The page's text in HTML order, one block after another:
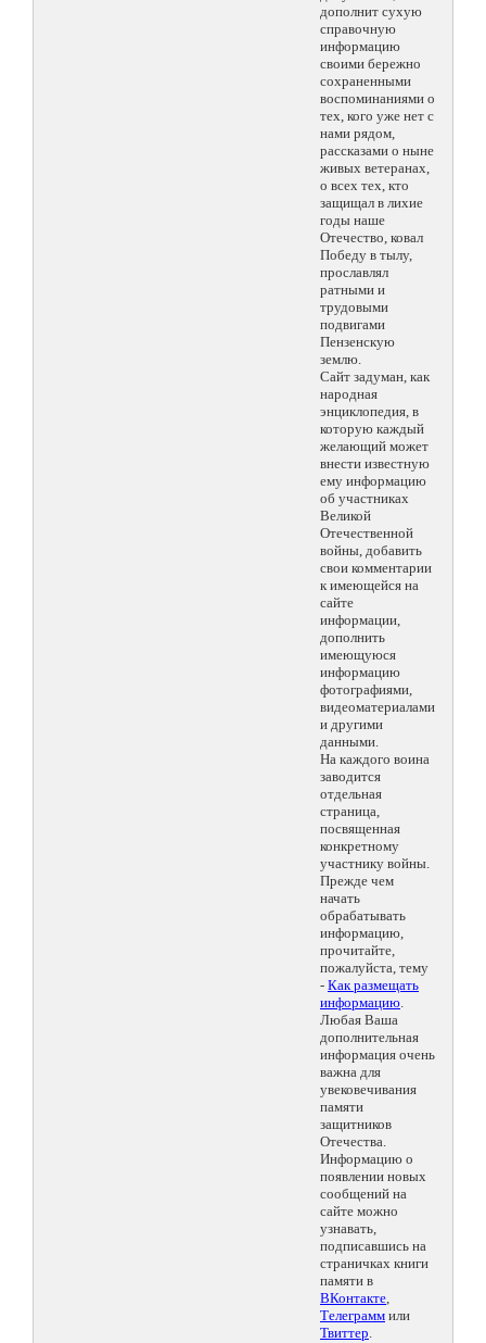
дополнит сухую
справочную
информацию
своими бережно
сохраненными
воспоминаниями о
тех, кого уже нет с
нами рядом,
рассказами о ныне
живых ветеранах,
о всех тех, кто
защищал в лихие
годы наше
Отечество, ковал
Победу в тылу,
прославлял
ратными и
трудовыми
подвигами
Пензенскую
землю.
Сайт задуман, как
народная
энциклопедия, в
которую каждый
желающий может
внести известную
ему информацию
об участниках
Великой
Отечественной
войны, добавить
свои комментарии
к имеющейся на
сайте
информации,
дополнить
имеющуюся
информацию
фотографиями,
видеоматериалами
и другими
данными.
На каждого воина
заводится
отдельная
страница,
посвященная
конкретному
участнику войны.
Прежде чем
начать
обрабатывать
информацию,
прочитайте,
пожалуйста, тему
- Как размещать
информацию.
Любая Ваша
дополнительная
информация очень
важна для
увековечивания
памяти
защитников
Отечества.
Информацию о
появлении новых
сообщений на
сайте можно
узнавать,
подписавшись на
страничках книги
памяти в
ВКонтакте,
Телеграмм или
Твиттер.